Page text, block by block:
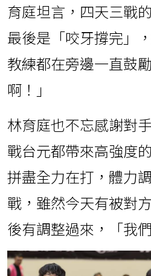
育庭坦言，四天三戰
最後是「咬牙撐完」
教練都在旁邊一直鼓
啊！」
林育庭也不忘感謝對
戰台元都帶來高強度
拼盡全力在打，體力
戰，雖然今天有被對
後有調整過來，「我